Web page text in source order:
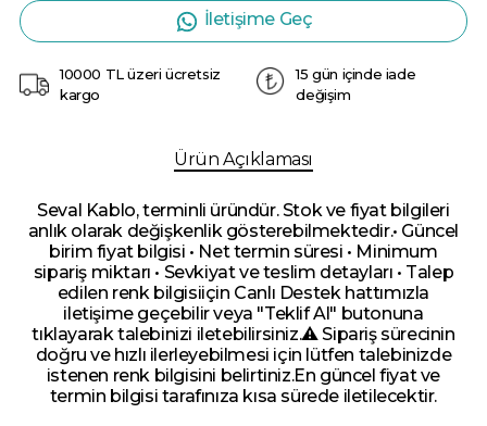
İletişime Geç
10000 TL üzeri ücretsiz
kargo
15 gün içinde iade
değişim
Ürün Açıklaması
Seval Kablo, terminli üründür. Stok ve fiyat bilgileri
anlık olarak değişkenlik gösterebilmektedir.• Güncel
birim fiyat bilgisi • Net termin süresi • Minimum
sipariş miktarı • Sevkiyat ve teslim detayları • Talep
edilen renk bilgisiiçin Canlı Destek hattımızla
iletişime geçebilir veya "Teklif Al" butonuna
tıklayarak talebinizi iletebilirsiniz.⚠️ Sipariş sürecinin
doğru ve hızlı ilerleyebilmesi için lütfen talebinizde
istenen renk bilgisini belirtiniz.En güncel fiyat ve
termin bilgisi tarafınıza kısa sürede iletilecektir.